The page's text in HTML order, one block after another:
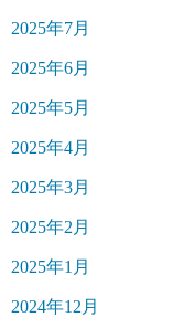
2025年7月
2025年6月
2025年5月
2025年4月
2025年3月
2025年2月
2025年1月
2024年12月